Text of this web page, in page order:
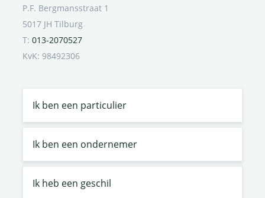
P.F. Bergmansstraat 1
5017 JH Tilburg
T: 013-2070527
KvK: 98492306
Ik ben een particulier
Ik ben een ondernemer
Ik heb een geschil